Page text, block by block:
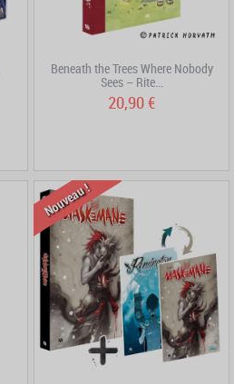
Beneath the Trees Where Nobody
Sees – Rite...
20,90 €
Nouveau !